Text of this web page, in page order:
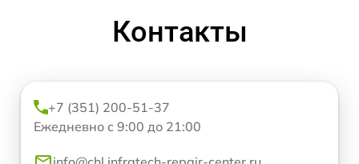
Контакты
+7 (351) 200-51-37
Ежедневно с 9:00 до 21:00